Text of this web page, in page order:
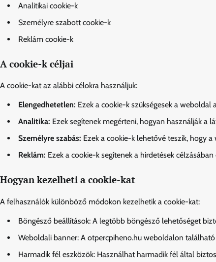
Analitikai cookie-k
Személyre szabott cookie-k
Reklám cookie-k
A cookie-k céljai
A cookie-kat az alábbi célokra használjuk:
Elengedhetetlen: Ezek a cookie-k szükségesek a weboldal
Analitika: Ezek segítenek megérteni, hogyan használják a
Személyre szabás: Ezek a cookie-k lehetővé teszik, hogy
Reklám: Ezek a cookie-k segítenek a hirdetések
Hogyan kezelheti a cookie-kat
A felhasználók különböző módokon kezelhetik a cookie-kat:
Böngésző beállítások: A legtöbb böngésző lehetőséget
Weboldali banner: A otpercpiheno.hu weboldalon
Harmadik fél eszközök: Használhat harmadik fél által